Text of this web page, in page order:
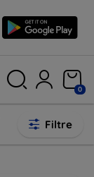
0
Filtre